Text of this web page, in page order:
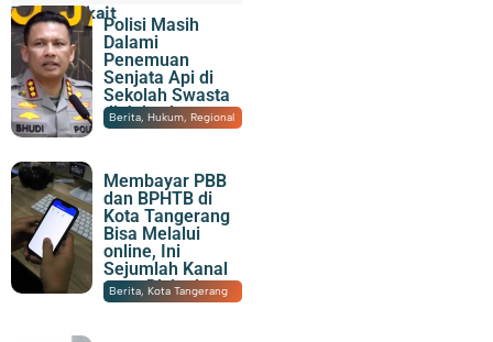
Topik Terkait
Polisi Masih
Dalami
Penemuan
Senjata Api di
Sekolah Swasta
di Jaksel
07/08/2026|22:07
Berita,Hukum,Regional
Membayar PBB
dan BPHTB di
Kota Tangerang
Bisa Melalui
online, Ini
Sejumlah Kanal
yang Disiapkan
07/08/2026|21:15
Berita,Kota Tangerang